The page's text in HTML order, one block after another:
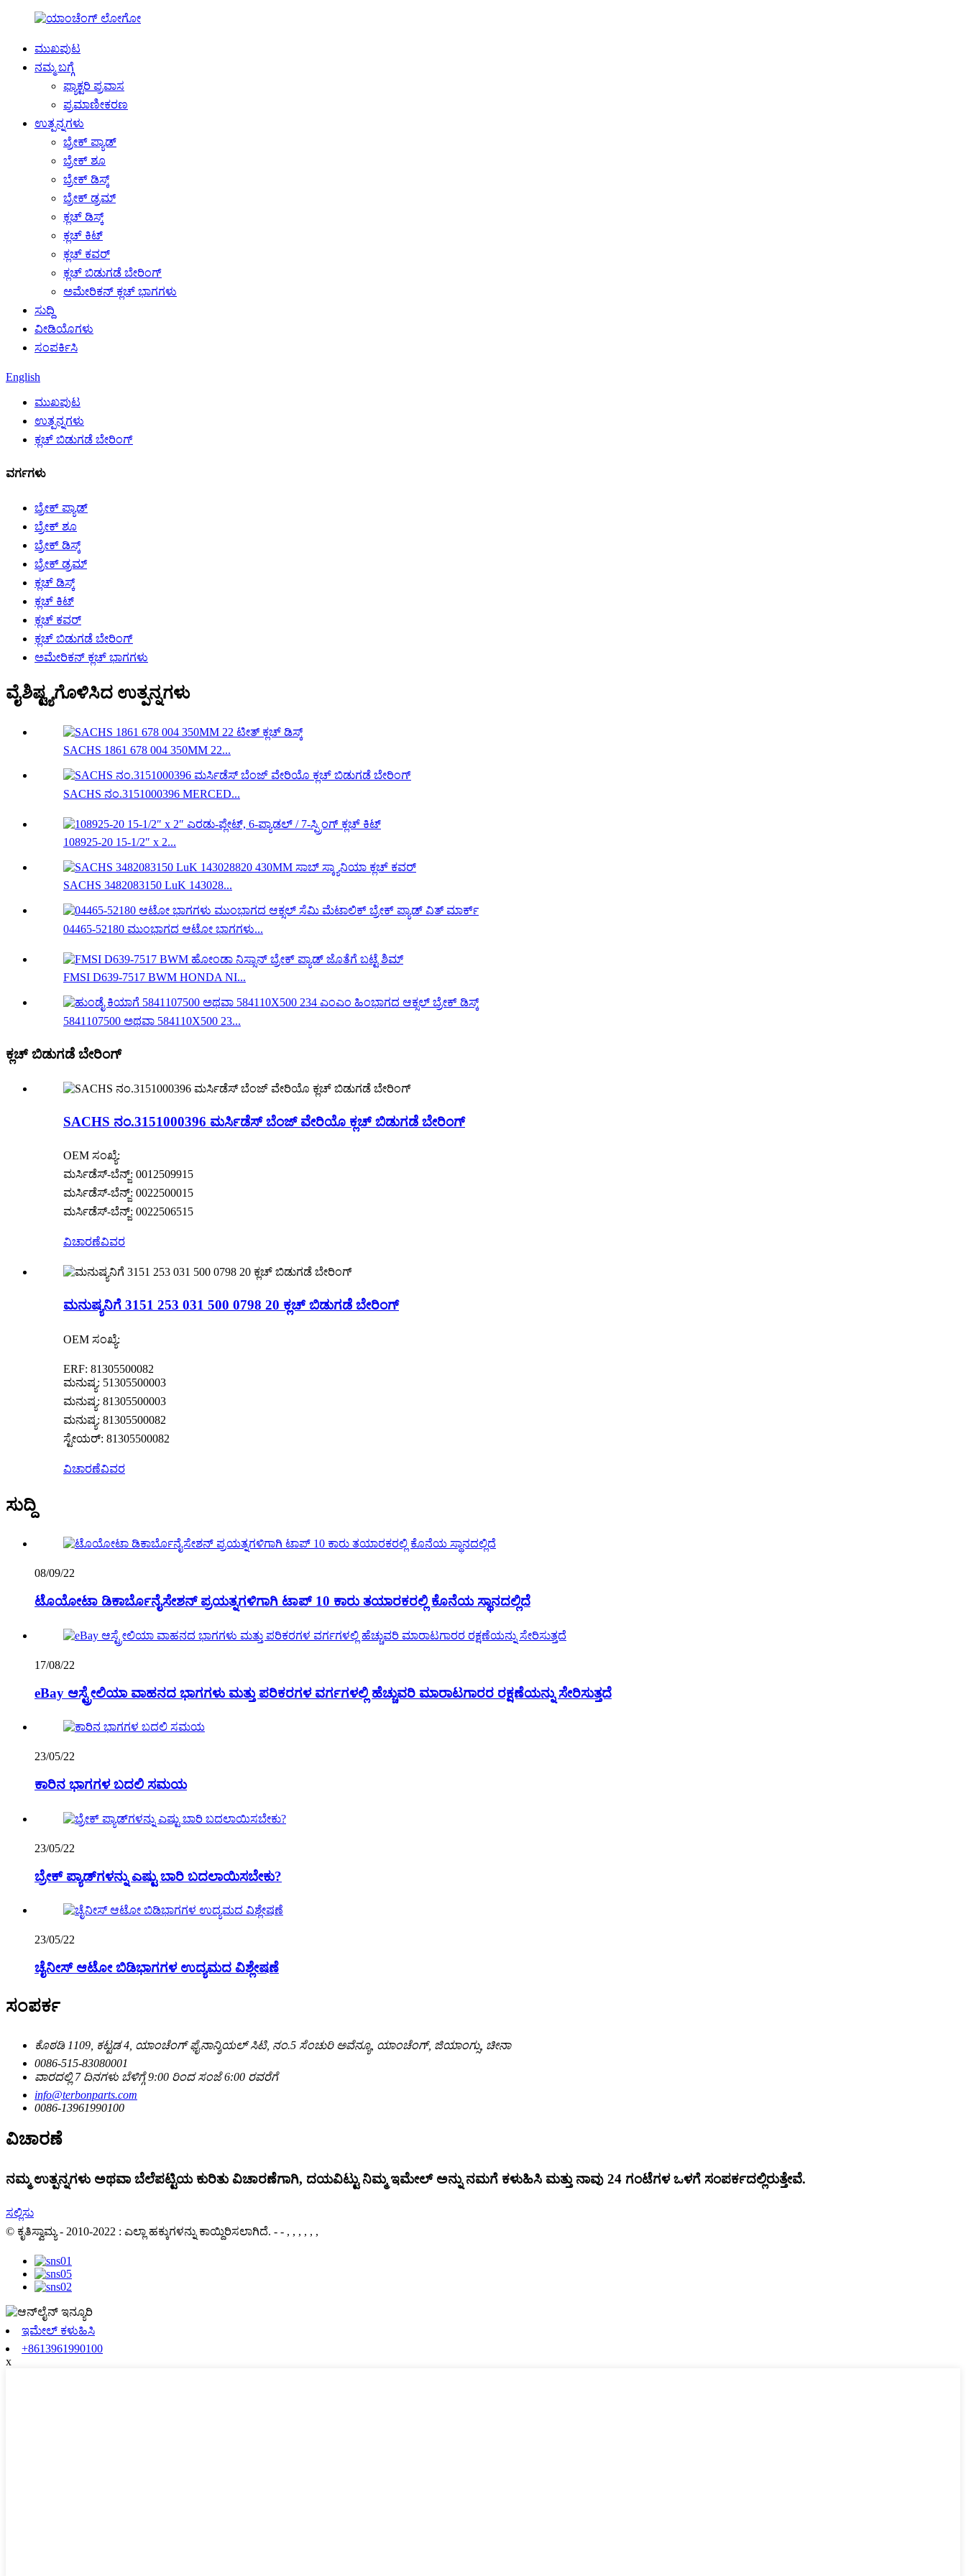
ಮುಖಪುಟ
ನಮ್ಮ ಬಗ್ಗೆ
ಫ್ಯಾಕ್ಟರಿ ಪ್ರವಾಸ
ಪ್ರಮಾಣೀಕರಣ
ಉತ್ಪನ್ನಗಳು
ಬ್ರೇಕ್ ಪ್ಯಾಡ್
ಬ್ರೇಕ್ ಶೂ
ಬ್ರೇಕ್ ಡಿಸ್ಕ್
ಬ್ರೇಕ್ ಡ್ರಮ್
ಕ್ಲಚ್ ಡಿಸ್ಕ್
ಕ್ಲಚ್ ಕಿಟ್
ಕ್ಲಚ್ ಕವರ್
ಕ್ಲಚ್ ಬಿಡುಗಡೆ ಬೇರಿಂಗ್
ಅಮೇರಿಕನ್ ಕ್ಲಚ್ ಭಾಗಗಳು
ಸುದ್ದಿ
ವೀಡಿಯೊಗಳು
ಸಂಪರ್ಕಿಸಿ
English
ಮುಖಪುಟ
ಉತ್ಪನ್ನಗಳು
ಕ್ಲಚ್ ಬಿಡುಗಡೆ ಬೇರಿಂಗ್
ವರ್ಗಗಳು
ಬ್ರೇಕ್ ಪ್ಯಾಡ್
ಬ್ರೇಕ್ ಶೂ
ಬ್ರೇಕ್ ಡಿಸ್ಕ್
ಬ್ರೇಕ್ ಡ್ರಮ್
ಕ್ಲಚ್ ಡಿಸ್ಕ್
ಕ್ಲಚ್ ಕಿಟ್
ಕ್ಲಚ್ ಕವರ್
ಕ್ಲಚ್ ಬಿಡುಗಡೆ ಬೇರಿಂಗ್
ಅಮೇರಿಕನ್ ಕ್ಲಚ್ ಭಾಗಗಳು
ವೈಶಿಷ್ಟ್ಯಗೊಳಿಸಿದ ಉತ್ಪನ್ನಗಳು
SACHS 1861 678 004 350MM 22...
SACHS ನಂ.3151000396 MERCED...
108925-20 15-1/2″ x 2...
SACHS 3482083150 LuK 143028...
04465-52180 ಮುಂಭಾಗದ ಆಟೋ ಭಾಗಗಳು...
FMSI D639-7517 BWM HONDA NI...
5841107500 ಅಥವಾ 584110X500 23...
ಕ್ಲಚ್ ಬಿಡುಗಡೆ ಬೇರಿಂಗ್
SACHS ನಂ.3151000396 ಮರ್ಸಿಡೆಸ್ ಬೆಂಜ್ ವೇರಿಯೊ ಕ್ಲಚ್ ಬಿಡುಗಡೆ ಬೇರಿಂಗ್
OEM ಸಂಖ್ಯೆ:
ಮರ್ಸಿಡೆಸ್-ಬೆನ್ಜ್: 0012509915
ಮರ್ಸಿಡೆಸ್-ಬೆನ್ಜ್: 0022500015
ಮರ್ಸಿಡೆಸ್-ಬೆನ್ಜ್: 0022506515
ವಿಚಾರಣೆವಿವರ
ಮನುಷ್ಯನಿಗೆ 3151 253 031 500 0798 20 ಕ್ಲಚ್ ಬಿಡುಗಡೆ ಬೇರಿಂಗ್
OEM ಸಂಖ್ಯೆ:
ERF: 81305500082
ಮನುಷ್ಯ: 51305500003
ಮನುಷ್ಯ: 81305500003
ಮನುಷ್ಯ: 81305500082
ಸ್ಟೇಯರ್: 81305500082
ವಿಚಾರಣೆವಿವರ
ಸುದ್ದಿ
08/09/22
ಟೊಯೋಟಾ ಡಿಕಾರ್ಬೊನೈಸೇಶನ್ ಪ್ರಯತ್ನಗಳಿಗಾಗಿ ಟಾಪ್ 10 ಕಾರು ತಯಾರಕರಲ್ಲಿ ಕೊನೆಯ ಸ್ಥಾನದಲ್ಲಿದೆ
17/08/22
eBay ಆಸ್ಟ್ರೇಲಿಯಾ ವಾಹನದ ಭಾಗಗಳು ಮತ್ತು ಪರಿಕರಗಳ ವರ್ಗಗಳಲ್ಲಿ ಹೆಚ್ಚುವರಿ ಮಾರಾಟಗಾರರ ರಕ್ಷಣೆಯನ್ನು ಸೇರಿಸುತ್ತದೆ
23/05/22
ಕಾರಿನ ಭಾಗಗಳ ಬದಲಿ ಸಮಯ
23/05/22
ಬ್ರೇಕ್ ಪ್ಯಾಡ್‌ಗಳನ್ನು ಎಷ್ಟು ಬಾರಿ ಬದಲಾಯಿಸಬೇಕು?
23/05/22
ಚೈನೀಸ್ ಆಟೋ ಬಿಡಿಭಾಗಗಳ ಉದ್ಯಮದ ವಿಶ್ಲೇಷಣೆ
ಸಂಪರ್ಕ
ಕೊಠಡಿ 1109, ಕಟ್ಟಡ 4, ಯಾಂಚೆಂಗ್ ಫೈನಾನ್ಶಿಯಲ್ ಸಿಟಿ, ನಂ.5 ಸೆಂಚುರಿ ಅವೆನ್ಯೂ, ಯಾಂಚೆಂಗ್, ಜಿಯಾಂಗ್ಸು, ಚೀನಾ
0086-515-83080001
ವಾರದಲ್ಲಿ 7 ದಿನಗಳು ಬೆಳಿಗ್ಗೆ 9:00 ರಿಂದ ಸಂಜೆ 6:00 ರವರೆಗೆ
info@terbonparts.com
0086-13961990100
ವಿಚಾರಣೆ
ನಮ್ಮ ಉತ್ಪನ್ನಗಳು ಅಥವಾ ಬೆಲೆಪಟ್ಟಿಯ ಕುರಿತು ವಿಚಾರಣೆಗಾಗಿ, ದಯವಿಟ್ಟು ನಿಮ್ಮ ಇಮೇಲ್ ಅನ್ನು ನಮಗೆ ಕಳುಹಿಸಿ ಮತ್ತು ನಾವು 24 ಗಂಟೆಗಳ ಒಳಗೆ ಸಂಪರ್ಕದಲ್ಲಿರುತ್ತೇವೆ.
ಸಲ್ಲಿಸು
© ಕೃತಿಸ್ವಾಮ್ಯ - 2010-2022 : ಎಲ್ಲಾ ಹಕ್ಕುಗಳನ್ನು ಕಾಯ್ದಿರಿಸಲಾಗಿದೆ. - - , , , , , ,
ಇಮೇಲ್ ಕಳುಹಿಸಿ
+8613961990100
x